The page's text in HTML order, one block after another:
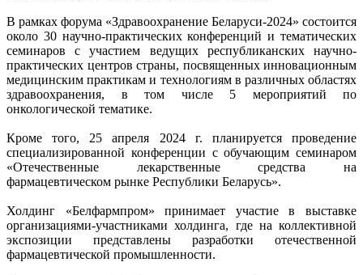
В рамках форума «Здравоохранение Беларуси-2024» состоится
около 30 научно-практических конференций и тематических
семинаров с участием ведущих республиканских научно-
практических центров страны, посвященных инновационным
медицинским практикам и технологиям в различных областях
здравоохранения, в том числе 5 мероприятий по
онкологической тематике.
Кроме того, 25 апреля 2024 г. планируется проведение
специализированной конференции с обучающим семинаром
«Отечественные лекарственные средства на
фармацевтическом рынке Республики Беларусь».
Холдинг «Белфармпром» принимает участие в выставке
организациями-участниками холдинга, где на коллективной
экспозиции представлены разработки отечественной
фармацевтической промышленности.